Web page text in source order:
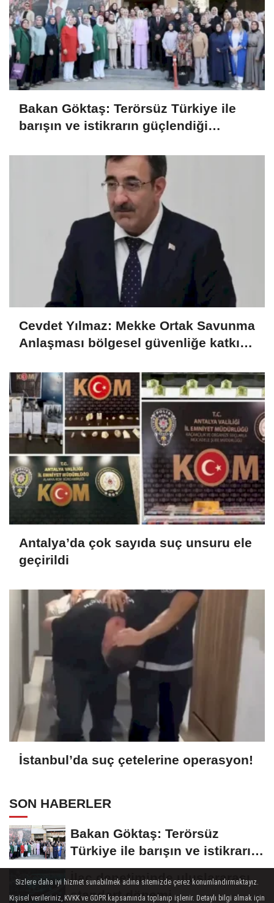
Bakan Göktaş: Terörsüz Türkiye ile
barışın ve istikrarın güçlendiği
Cevdet Yılmaz: Mekke Ortak Savunma
Anlaşması bölgesel güvenliğe katkı
Antalya’da çok sayıda suç unsuru ele
geçirildi
İstanbul’da suç çetelerine operasyon!
SON HABERLER
Bakan Göktaş: Terörsüz
Türkiye ile barışın ve istikrarın
güçlendiği...
İlaç denetiminde uluslararası
standart dönemi
Sizlere daha iyi hizmet sunabilmek adına sitemizde çerez konumlandırmaktayız.
Kişisel verileriniz, KVKK ve GDPR kapsamında toplanıp işlenir. Detaylı bilgi almak için